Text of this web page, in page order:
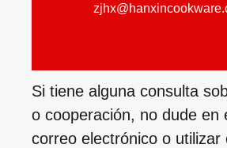
Si tiene alguna consulta
o cooperación, no dude en
correo electrónico o utilizar